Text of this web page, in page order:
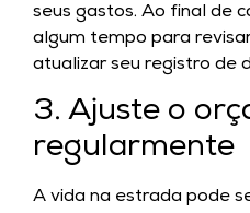
seus gastos. Ao final de
algum tempo para
atualizar seu registro de
3. Ajuste o
regularmente
A vida na estrada pode